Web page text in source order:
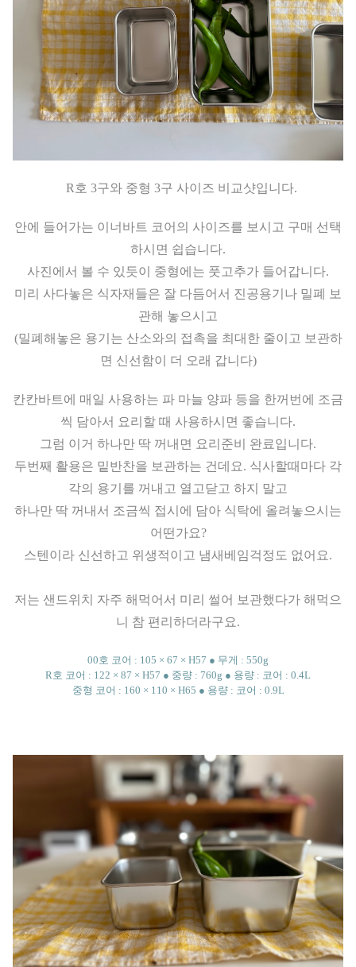
R호 3구와 중형 3구 사이즈 비교샷입니다.
안에 들어가는 이너바트 코어의 사이즈를 보시고 구매 선택
하시면 쉽습니다.
사진에서 볼 수 있듯이 중형에는 풋고추가 들어갑니다.
미리 사다놓은 식자재들은 잘 다듬어서 진공용기나 밀폐 보
관해 놓으시고
(밀폐해놓은 용기는 산소와의 접촉을 최대한 줄이고 보관하
면 신선함이 더 오래 갑니다)
칸칸바트에 매일 사용하는 파 마늘 양파 등을 한꺼번에 조금
씩 담아서 요리할 때 사용하시면 좋습니다.
그럼 이거 하나만 딱 꺼내면 요리준비 완료입니다.
두번째 활용은 밑반찬을 보관하는 건데요. 식사할때마다 각
각의 용기를 꺼내고 열고닫고 하지 말고
하나만 딱 꺼내서 조금씩 접시에 담아 식탁에 올려놓으시는
어떤가요?
스텐이라 신선하고 위생적이고 냄새베임걱정도 없어요.
저는 샌드위치 자주 해먹어서 미리 썰어 보관했다가 해먹으
니 참 편리하더라구요.
00호 코어 : 105 × 67 × H57 ● 무게 : 550g
R호 코어 : 122 × 87 × H57 ● 중량 : 760g ● 용량 : 코어 : 0.4L
중형 코어 : 160 × 110 × H65 ● 용량 : 코어 : 0.9L